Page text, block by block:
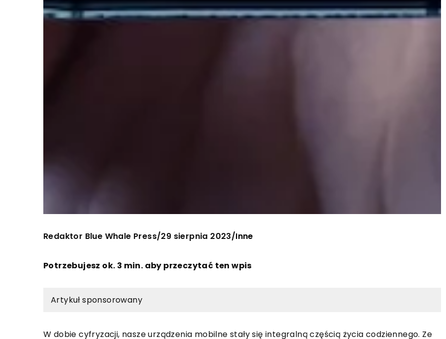
Redaktor Blue Whale Press/29 sierpnia 2023/Inne
Potrzebujesz ok. 3 min. aby przeczytać ten wpis
Artykuł sponsorowany
W dobie cyfryzacji, nasze urządzenia mobilne stały się integralną częścią życia codziennego. Ze